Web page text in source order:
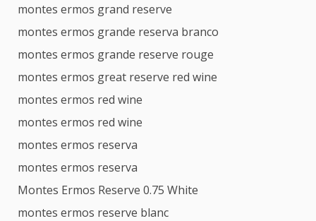
montes ermos grand reserve
montes ermos grande reserva branco
montes ermos grande reserve rouge
montes ermos great reserve red wine
montes ermos red wine
montes ermos red wine
montes ermos reserva
montes ermos reserva
Montes Ermos Reserve 0.75 White
montes ermos reserve blanc